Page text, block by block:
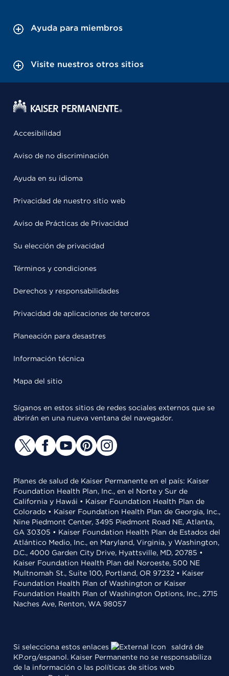
Ayuda para miembros
Visite nuestros otros sitios
Accesibilidad
Aviso de no discriminación
Ayuda en su idioma
Privacidad de nuestro sitio web
Aviso de Prácticas de Privacidad
Su elección de privacidad
Términos y condiciones
Derechos y responsabilidades
Privacidad de aplicaciones de terceros
Planeación para desastres
Información técnica
Mapa del sitio
Síganos en estos sitios de redes sociales externos que se
abrirán en una nueva ventana del navegador.
Planes de salud de Kaiser Permanente en el país: Kaiser
Foundation Health Plan, Inc., en el Norte y Sur de
California y Hawái • Kaiser Foundation Health Plan de
Colorado • Kaiser Foundation Health Plan de Georgia, Inc.,
Nine Piedmont Center, 3495 Piedmont Road NE, Atlanta,
GA 30305 • Kaiser Foundation Health Plan de Estados del
Atlántico Medio, Inc., en Maryland, Virginia, y Washington,
D.C., 4000 Garden City Drive, Hyattsville, MD, 20785 •
Kaiser Foundation Health Plan del Noroeste, 500 NE
Multnomah St., Suite 100, Portland, OR 97232 • Kaiser
Foundation Health Plan of Washington or Kaiser
Foundation Health Plan of Washington Options, Inc., 2715
Naches Ave, Renton, WA 98057
Si selecciona estos enlaces
saldrá de
KP.org/espanol. Kaiser Permanente no se responsabiliza
de la información o las políticas de sitios web